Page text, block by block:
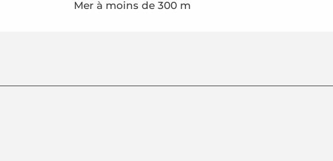
Mer à moins de 300 m